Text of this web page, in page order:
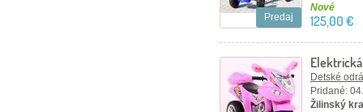
Predaj
Nové
125,00 €
Detské
Pridané:
Žilinský